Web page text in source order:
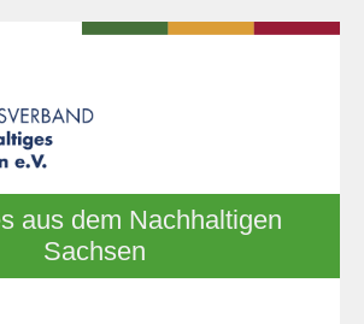
aus dem Nachhaltigen
Sachsen